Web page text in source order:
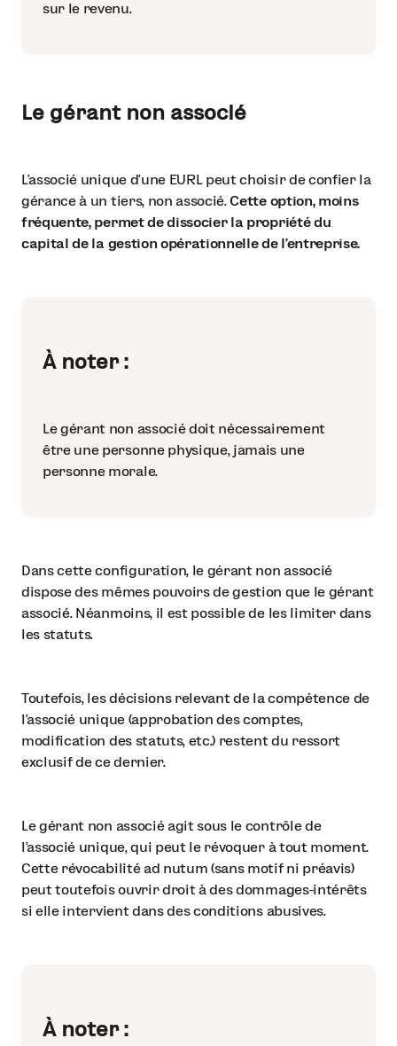
sur le revenu.
Le gérant non associé
L'associé unique d'une EURL peut choisir de confier la
gérance à un tiers, non associé.Cette option, moins
fréquente, permet de dissocier la propriété du
capital de la gestion opérationnelle de l'entreprise.
À noter :
Le gérant non associé doit nécessairement
être une personne physique, jamais une
personne morale.
Dans cette configuration, le gérant non associé
dispose des mêmes pouvoirs de gestion que le gérant
associé. Néanmoins, il est possible de les limiter dans
les statuts.
Toutefois, les décisions relevant de la compétence de
l'associé unique (approbation des comptes,
modification des statuts, etc.) restent du ressort
exclusif de ce dernier.
Le gérant non associé agit sous le contrôle de
l'associé unique, qui peut le révoquer à tout moment.
Cette révocabilité ad nutum (sans motif ni préavis)
peut toutefois ouvrir droit à des dommages-intérêts
si elle intervient dans des conditions abusives.
À noter :